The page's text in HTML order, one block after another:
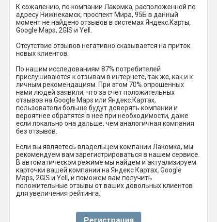
К сожалению, по компании Лакомка, расположенной по
адресу Нижнекамск, проспект Мира, 95Б в данный
момент не найдено отзывов в системах Яндекс.Карты,
Google Maps, 2GIS и Yell.
Отсутствие отзывов негативно сказывается на приток
новых клиентов.
По нашим исследованиям 87% потребителей
прислушиваются к отзывам в интернете, так же, как и к
личным рекомендациям. При этом 70% опрошенных
нами людей заявили, что за счет положительных
отзывов на Google Maps или Яндекс.Картах,
пользователи больше будут доверять компании и
вероятнее обратятся в нее при необходимости, даже
если локально она дальше, чем аналогичная компания
без отзывов.
Если вы являетесь владельцем компании Лакомка, мы
рекомендуем вам зарегистрироваться в нашем сервисе.
В автоматическом режиме мы найдем и актуализируем
карточки вашей компании на Яндекс Картах, Google
Maps, 2GIS и Yell, и поможем вам получить
положительные отзывы от ваших довольных клиентов
для увеличения рейтинга.
Регистрация